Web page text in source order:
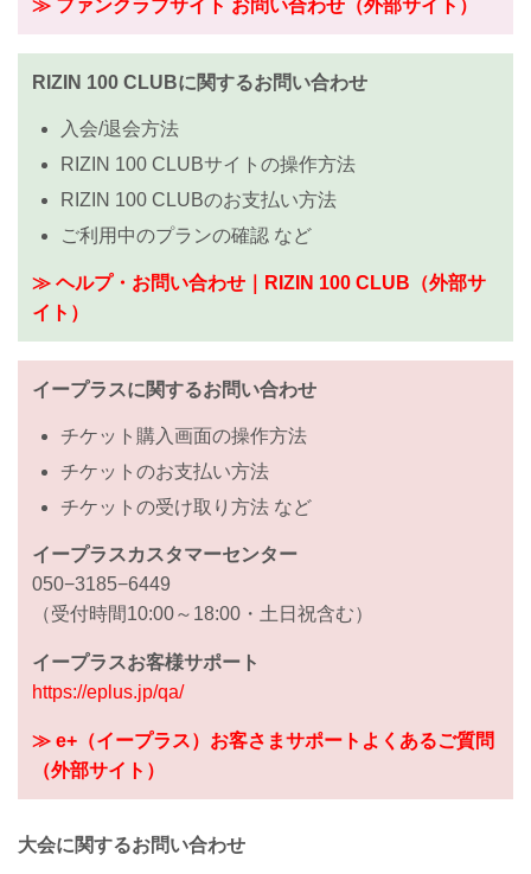
≫ ファンクラブサイト お問い合わせ（外部サイト）
RIZIN 100 CLUBに関するお問い合わせ
入会/退会方法
RIZIN 100 CLUBサイトの操作方法
RIZIN 100 CLUBのお支払い方法
ご利用中のプランの確認 など
≫ ヘルプ・お問い合わせ｜RIZIN 100 CLUB（外部サ
イト）
イープラスに関するお問い合わせ
チケット購入画面の操作方法
チケットのお支払い方法
チケットの受け取り方法 など
イープラスカスタマーセンター
050−3185−6449
（受付時間10:00～18:00・土日祝含む）
イープラスお客様サポート
https://eplus.jp/qa/
≫ e+（イープラス）お客さまサポートよくあるご質問
（外部サイト）
大会に関するお問い合わせ